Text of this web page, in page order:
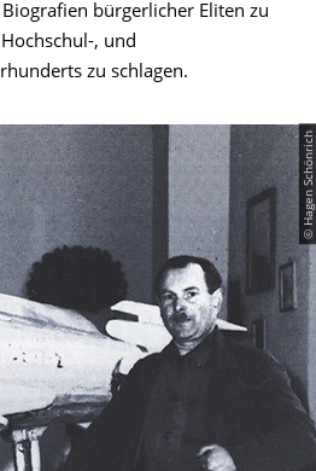
bürgerlicher Eliten zu
, und
zu schlagen.
© Hagen Schönrich